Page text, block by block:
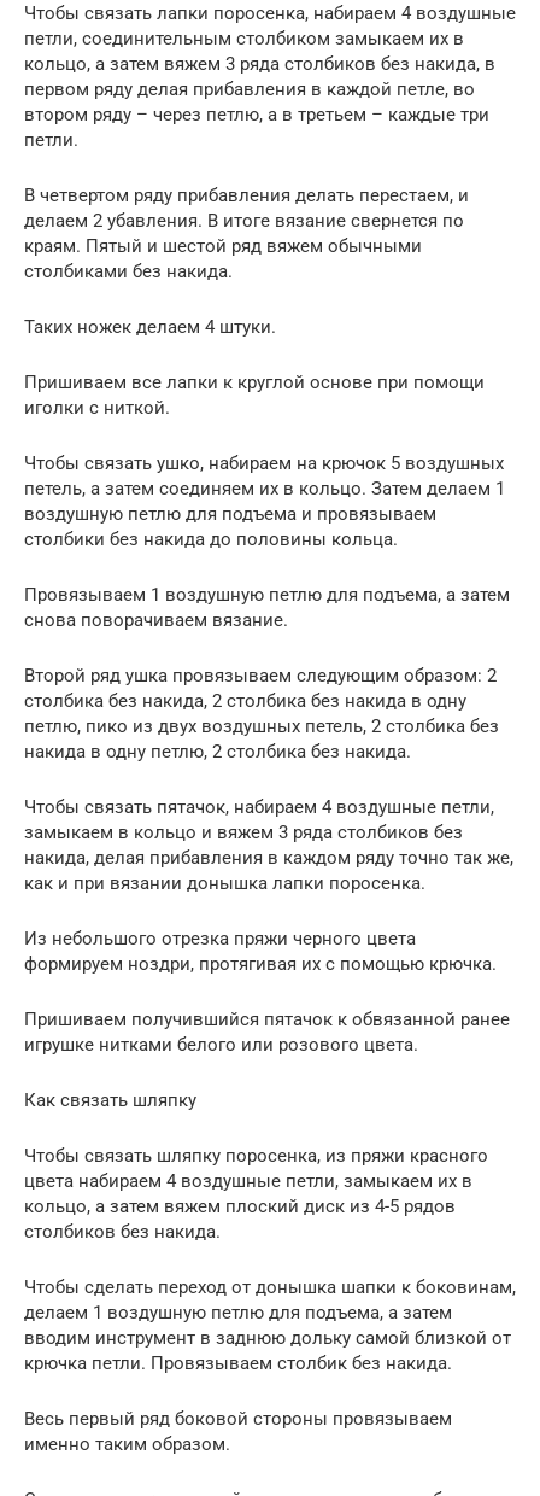
Чтобы связать лапки поросенка, набираем 4 воздушные
петли, соединительным столбиком замыкаем их в
кольцо, а затем вяжем 3 ряда столбиков без накида, в
первом ряду делая прибавления в каждой петле, во
втором ряду – через петлю, а в третьем – каждые три
петли.
В четвертом ряду прибавления делать перестаем, и
делаем 2 убавления. В итоге вязание свернется по
краям. Пятый и шестой ряд вяжем обычными
столбиками без накида.
Таких ножек делаем 4 штуки.
Пришиваем все лапки к круглой основе при помощи
иголки с ниткой.
Чтобы связать ушко, набираем на крючок 5 воздушных
петель, а затем соединяем их в кольцо. Затем делаем 1
воздушную петлю для подъема и провязываем
столбики без накида до половины кольца.
Провязываем 1 воздушную петлю для подъема, а затем
снова поворачиваем вязание.
Второй ряд ушка провязываем следующим образом: 2
столбика без накида, 2 столбика без накида в одну
петлю, пико из двух воздушных петель, 2 столбика без
накида в одну петлю, 2 столбика без накида.
Чтобы связать пятачок, набираем 4 воздушные петли,
замыкаем в кольцо и вяжем 3 ряда столбиков без
накида, делая прибавления в каждом ряду точно так же,
как и при вязании донышка лапки поросенка.
Из небольшого отрезка пряжи черного цвета
формируем ноздри, протягивая их с помощью крючка.
Пришиваем получившийся пятачок к обвязанной ранее
игрушке нитками белого или розового цвета.
Как связать шляпку
Чтобы связать шляпку поросенка, из пряжи красного
цвета набираем 4 воздушные петли, замыкаем их в
кольцо, а затем вяжем плоский диск из 4-5 рядов
столбиков без накида.
Чтобы сделать переход от донышка шапки к боковинам,
делаем 1 воздушную петлю для подъема, а затем
вводим инструмент в заднюю дольку самой близкой от
крючка петли. Провязываем столбик без накида.
Весь первый ряд боковой стороны провязываем
именно таким образом.